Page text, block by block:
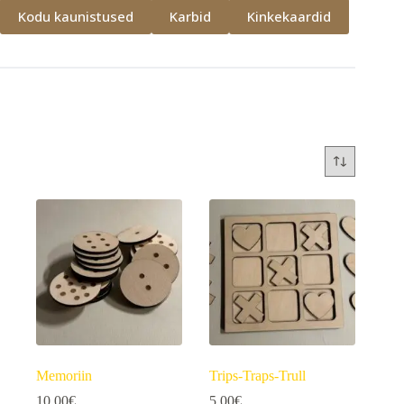
Memoriin
Trips-Traps-Trull
Kodu kaunistused
Karbid Kinkekaardid